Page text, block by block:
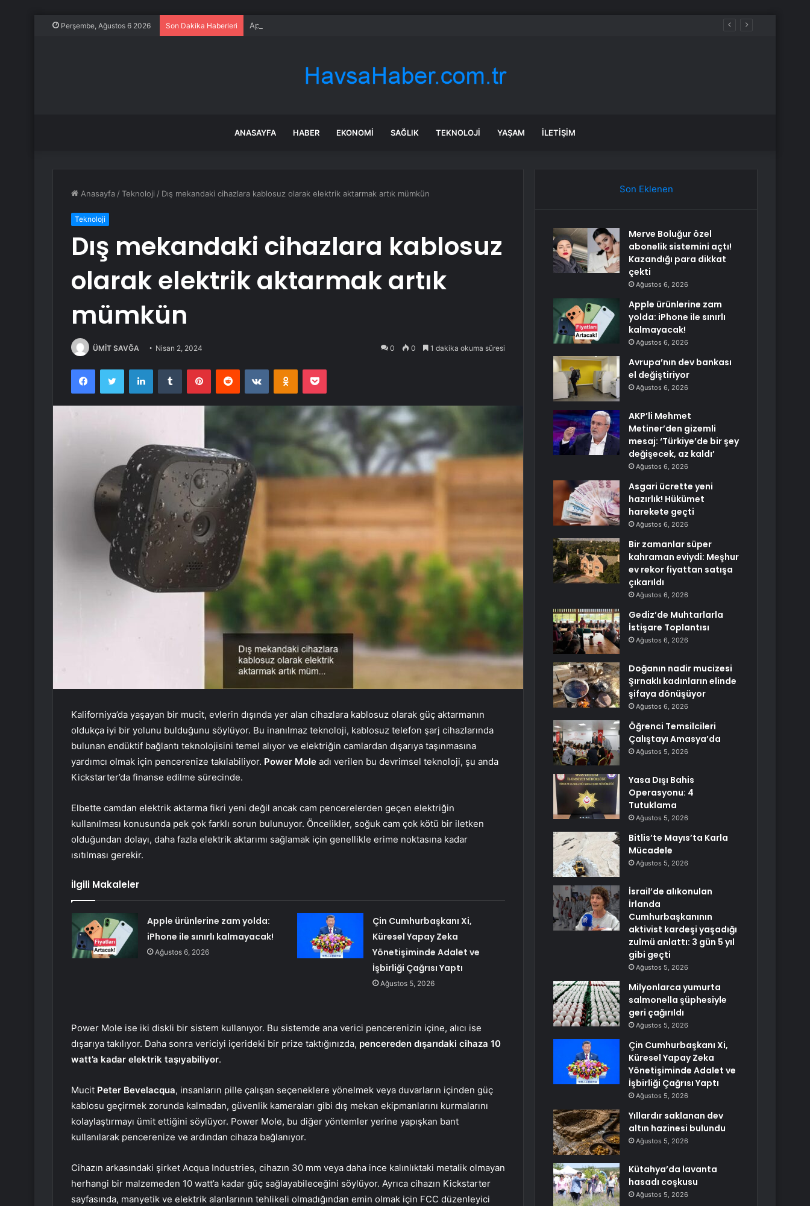
Perşembe, Ağustos 6 2026 Son Dakika Haberleri Apple ürünlerine zam yolda: iPhone ile sınırlı kalmayacak!
ANASAYFA HABER EKONOMI SAĞLIK TEKNOLOJI YAŞAM İLETIŞIM
Anasayfa /Teknoloji / Dış mekandaki cihazlara kablosuz olarak elektrik aktarmak artık mümkün
Teknoloji
Dış mekandaki cihazlara kablosuz
olarak elektrik aktarmak artık
mümkün
ÜMİT SAVĞA Nisan 2, 2024 0 0 1 dakika okuma süresi
FacebookTwitter LinkedInTumblr PinterestReddit VKontakteOdnoklassniki
Pocket
Kaliforniya’da yaşayan bir mucit, evlerin dışında yer alan cihazlara kablosuz olarak güç aktarmanın
oldukça iyi bir yolunu bulduğunu söylüyor. Bu inanılmaz teknoloji, kablosuz telefon şarj cihazlarında
bulunan endüktif bağlantı teknolojisini temel alıyor ve elektriğin camlardan dışarıya taşınmasına
yardımcı olmak için pencerenize takılabiliyor. Power Mole adı verilen bu devrimsel teknoloji, şu anda
Kickstarter’da finanse edilme sürecinde.
Elbette camdan elektrik aktarma fikri yeni değil ancak cam pencerelerden geçen elektriğin
kullanılması konusunda pek çok farklı sorun bulunuyor. Öncelikler, soğuk cam çok kötü bir iletken
olduğundan dolayı, daha fazla elektrik aktarımı sağlamak için genellikle erime noktasına kadar
ısıtılması gerekir.
İlgili Makaleler
Apple ürünlerine zam yolda:
iPhone ile sınırlı kalmayacak!
Ağustos 6, 2026
Çin Cumhurbaşkanı Xi,
Küresel Yapay Zeka
Yönetişiminde Adalet ve
İşbirliği Çağrısı Yaptı
Ağustos 5, 2026
Power Mole ise iki diskli bir sistem kullanıyor. Bu sistemde ana verici pencerenizin içine, alıcı ise
dışarıya takılıyor. Daha sonra vericiyi içerideki bir prize taktığınızda, pencereden dışarıdaki cihaza 10
watt’a kadar elektrik taşıyabiliyor.
Mucit Peter Bevelacqua, insanların pille çalışan seçeneklere yönelmek veya duvarların içinden güç
kablosu geçirmek zorunda kalmadan, güvenlik kameraları gibi dış mekan ekipmanlarını kurmalarını
kolaylaştırmayı ümit ettiğini söylüyor. Power Mole, bu diğer yöntemler yerine yapışkan bant
kullanılarak pencerenize ve ardından cihaza bağlanıyor.
Cihazın arkasındaki şirket Acqua Industries, cihazın 30 mm veya daha ince kalınlıktaki metalik olmayan
herhangi bir malzemeden 10 watt’a kadar güç sağlayabileceğini söylüyor. Ayrıca cihazın Kickstarter
sayfasında, manyetik ve elektrik alanlarının tehlikeli olmadığından emin olmak için FCC düzenleyici
Son Eklenen
Merve Boluğur özel
abonelik sistemini açtı!
Kazandığı para dikkat
çekti
Ağustos 6, 2026
Apple ürünlerine zam
yolda: iPhone ile sınırlı
kalmayacak!
Ağustos 6, 2026
Avrupa’nın dev bankası
el değiştiriyor
Ağustos 6, 2026
AKP’li Mehmet
Metiner’den gizemli
mesaj: ‘Türkiye’de bir şey
değişecek, az kaldı’
Ağustos 6, 2026
Asgari ücrette yeni
hazırlık! Hükümet
harekete geçti
Ağustos 6, 2026
Bir zamanlar süper
kahraman eviydi: Meşhur
ev rekor fiyattan satışa
çıkarıldı
Ağustos 6, 2026
Gediz’de Muhtarlarla
İstişare Toplantısı
Ağustos 6, 2026
Doğanın nadir mucizesi
Şırnaklı kadınların elinde
şifaya dönüşüyor
Ağustos 6, 2026
Öğrenci Temsilcileri
Çalıştayı Amasya’da
Ağustos 5, 2026
Yasa Dışı Bahis
Operasyonu: 4
Tutuklama
Ağustos 5, 2026
Bitlis’te Mayıs’ta Karla
Mücadele
Ağustos 5, 2026
İsrail’de alıkonulan
İrlanda
Cumhurbaşkanının
aktivist kardeşi yaşadığı
zulmü anlattı: 3 gün 5 yıl
gibi geçti
Ağustos 5, 2026
Milyonlarca yumurta
salmonella şüphesiyle
geri çağırıldı
Ağustos 5, 2026
Çin Cumhurbaşkanı Xi,
Küresel Yapay Zeka
Yönetişiminde Adalet ve
İşbirliği Çağrısı Yaptı
Ağustos 5, 2026
Yıllardır saklanan dev
altın hazinesi bulundu
Ağustos 5, 2026
Kütahya’da lavanta
hasadı coşkusu
Ağustos 5, 2026